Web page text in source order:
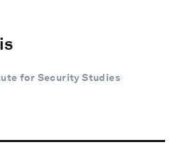
for Security Studies